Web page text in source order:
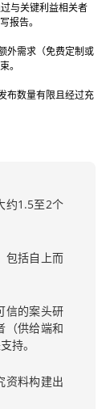
与关键利益相关者
报告。
外需求（免费定制或
。
布数量有限且经过充
约1.5至2个
包括自上而
信的案头研
（供给端和
持。
资料构建出